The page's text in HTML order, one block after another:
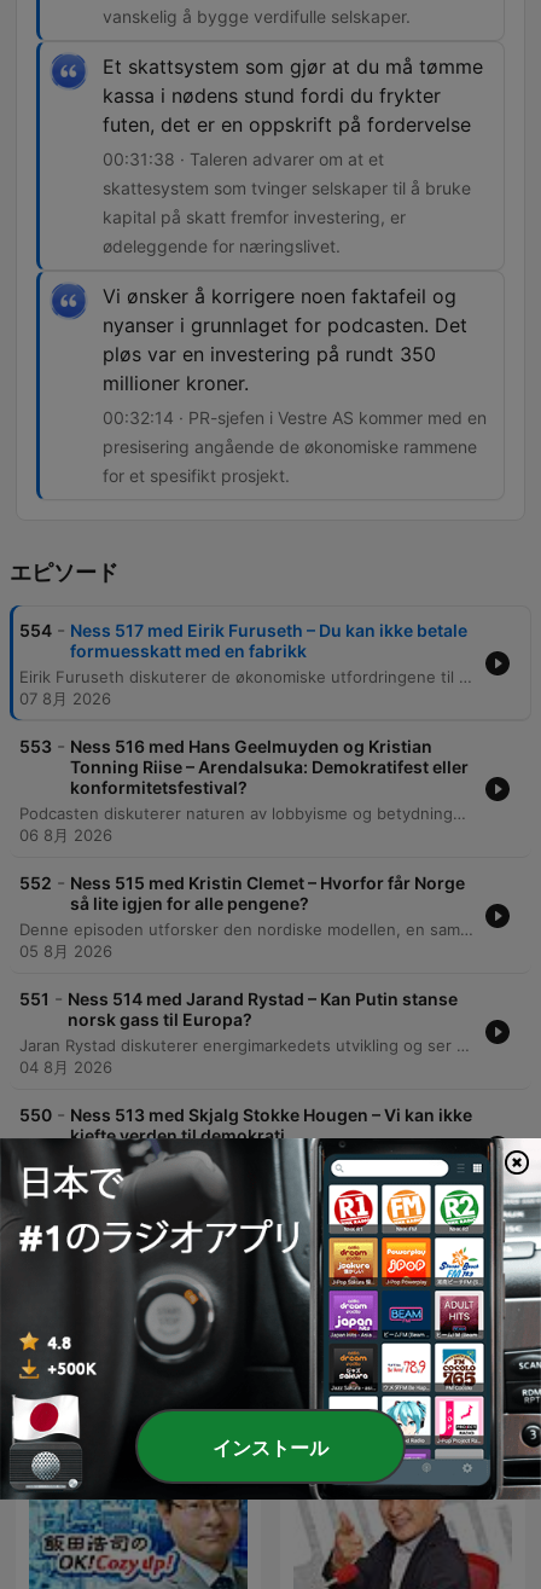
vanskelig å bygge verdifulle selskaper.
Et skattsystem som gjør at du må tømme
kassa i nødens stund fordi du frykter
futen, det er en oppskrift på fordervelse
00:31:38 · Taleren advarer om at et
skattesystem som tvinger selskaper til å bruke
kapital på skatt fremfor investering, er
ødeleggende for næringslivet.
Vi ønsker å korrigere noen faktafeil og
nyanser i grunnlaget for podcasten. Det
pløs var en investering på rundt 350
millioner kroner.
00:32:14 · PR-sjefen i Vestre AS kommer med en
presisering angående de økonomiske rammene
for et spesifikt prosjekt.
エピソード
554 - Ness 517 med Eirik Furuseth – Du kan ikke betale
formuesskatt med en fabrikk
Eirik Furuseth diskuterer de økonomiske utfordringene til møbelprodusenten Vestre, med særlig fokus på hvordan det norske skattesystemet, inkludert formuesskatt og utbytteskatt, presser familieeide bedrifter. Det argumenteres for at dagens regime tvinger eiere til å tappe selskaper for kapital for å møte personlige skatteforpliktelser, noe som svekker konkurransekraften. Segmentet belyser også trusselen fra tollbarrierer og behovet for mer konkurransedyktige vilkår for norsk næringsutvikling. Episoden inneholder også en presisering fra Vestre AS angående de økonomiske rammene for selskapets investeringer.
07 8月 2026
553 - Ness 516 med Hans Geelmuyden og Kristian
Tonning Riise – Arendalsuka: Demokratifest eller
konformitetsfestival?
Podcasten diskuterer naturen av lobbyisme og betydningen av Arendalsuka som en politisk møteplass. Deltakerne debatterer om lobbyvirksomhet er en mistenkelig praksis eller en nødvendig kilde til spesialisert informasjon for beslutningstakere, samt hvordan behovet for status og makt skaper gruppepress og allianser. Samtalen utforsker videre forholdet mellom politikk og næringsliv, med fokus på hvordan selskaper som Statkraft og Equinor påvirker energipolitikken. Det diskuteres også maktstrukturer i det korporative systemet, betydningen av emosjonelle beslutningsprosesser, og utfordringene ved lukkede lobbyprosesser.
06 8月 2026
552 - Ness 515 med Kristin Clemet – Hvorfor får Norge
så lite igjen for alle pengene?
Denne episoden utforsker den nordiske modellen, en samfunnsmodell preget av liberale demokratier, markedsøkonomi og universelle velferdsordninger. Samtalen belyser de politiske avveiningene mellom frihet og likhet, samt betydningen av trepartsmodellen og høy tillit i det norske samfunnet. Videre diskuteres den norske modellens utvikling fra en regulert økonomi på 1970-tallet til en mer liberalisert markedsøkonomi. Episoden adresserer bekymringer knyttet til ineffektiv ressursbruk i offentlig sektor, risikoen for lav produktivitetsvekst og hvordan oljeformuen kan ha bidratt til en ekspansjon av staten som utfordrer fremtidig innovasjon og talentutvikling.
05 8月 2026
551 - Ness 514 med Jarand Rystad – Kan Putin stanse
norsk gass til Europa?
Jaran Rystad diskuterer energimarkedets utvikling og ser for seg lavere oljepriser grunnet økt kapasitet og strategiske løsninger i land som Kina og Saudi-Arabia. Han belyser hvordan nye rørledninger og alternative transportveier reduserer risikoen knyttet til Hormuz-stredet, selv om raffinerier for øyeblikket opplever flaskehalser. Videre diskuteres stabiliteten i det globale energimarkedet. Til tross for geopolitiske spenninger i Midtøsten og potensielle trusler mot norske gassrørledninger, forblir tilgangen relativt robust. Økte LNG-import, batterilagring og strategisk hedging blant amerikanske produsenter har bidratt til å forhindre en gjentakelse av energikrisen i 2022.
04 8月 2026
550 - Ness 513 med Skjalg Stokke Hougen – Vi kan ikke
kjefte verden til demokrati
Sjalg Stokkehaugen diskuterer utfordringene ved å misjonere vestlige verdier i en multipolar verden, der land som India og Kina representerer alternative maktsentre. Han argumenterer for at en slik tilnærming kan virke imperialistisk og fremmedgjørende, og peker på behovet for å fokusere mer på interesser og pragmatiske samarbeid. Samtalen utforsker spenningen mellom realpolitikk og forsvar av menneskerettigheter, med fokus på viktigheten av å bygge sterke institusjoner og ytringsfrihet. Det legges vekt på behovet for å sikre egne demokratier og en mer diplomatisk tilnærming til land som India fremfor kritikk.
02 8月 2026
どのくらいのエピソード
他のニュースポッドキャスト
すべて見る
インストール